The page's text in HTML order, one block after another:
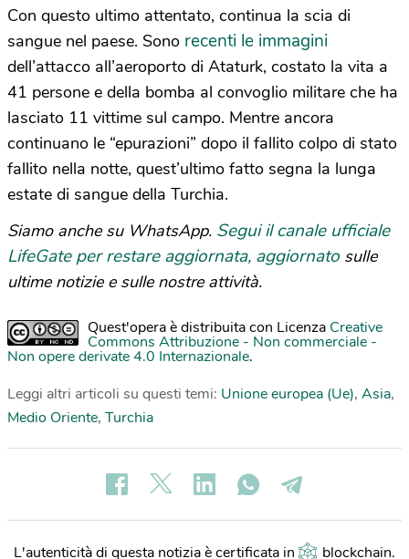
Con questo ultimo attentato, continua la scia di
sangue nel paese. Sono recenti le immagini
dell’attacco all’aeroporto di Ataturk, costato la vita a
41 persone e della bomba al convoglio militare che ha
lasciato 11 vittime sul campo. Mentre ancora
continuano le “epurazioni” dopo il fallito colpo di stato
fallito nella notte, quest’ultimo fatto segna la lunga
estate di sangue della Turchia.
Siamo anche su WhatsApp. Segui il canale ufficiale
LifeGate per restare aggiornata, aggiornato sulle
ultime notizie e sulle nostre attività.
Quest'opera è distribuita con Licenza Creative
Commons Attribuzione - Non commerciale -
Non opere derivate 4.0 Internazionale.
Leggi altri articoli su questi temi: Unione europea (Ue), Asia,
Medio Oriente, Turchia
L'autenticità di questa notizia è certificata in blockchain.